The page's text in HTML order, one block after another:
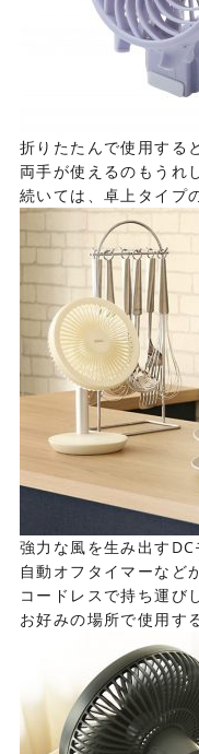
折りたたんで使用する
両手が使えるのもうれ
続いては、卓上タイプ
強力な風を生み出す
自動オフタイマーなど
コードレスで持ち運び
お好みの場所で使用す